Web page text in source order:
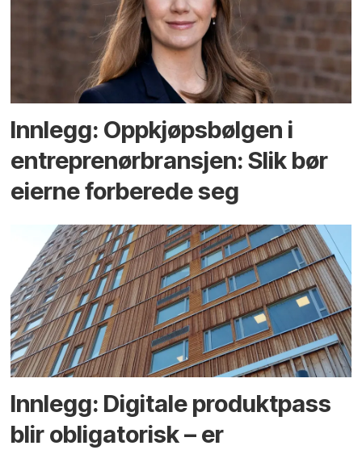
Innlegg: Oppkjøps­bølgen i
entreprenør­bransjen: Slik bør
eierne forberede seg
Innlegg: Digitale produktpass
blir obligatorisk – er